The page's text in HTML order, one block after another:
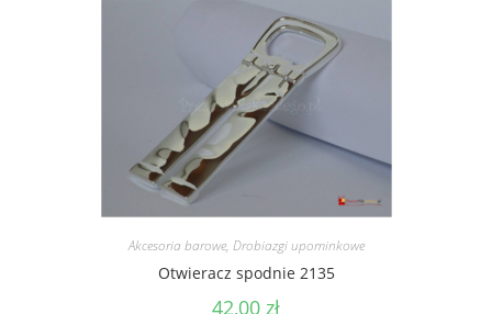
Akcesoria barowe, Drobiazgi upominkowe
Otwieracz spodnie 2135
42,00 zł